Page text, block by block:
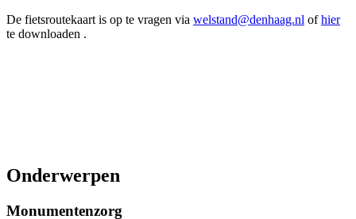
De fietsroutekaart is op te vragen via welstand@denhaag.nl ofhier
te downloaden .
Onderwerpen
Monumentenzorg